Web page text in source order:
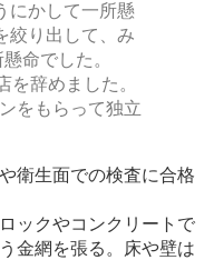
にかして一所懸
絞り出して、み
命でした。
辞めました。
をもらって独立
衛生面での検査に合格
ックやコンクリートで
金網を張る。床や壁は